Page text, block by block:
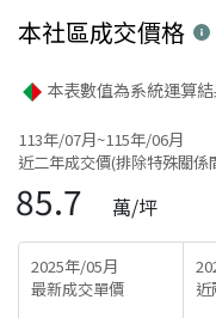
本社區成交價格
本表數值為系統運算
113年/07月~115年/06月
近二年成交價(排除特殊關係
85.7 萬/坪
2025年/05月
最新成交單價
近